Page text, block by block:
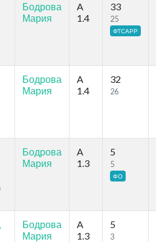
Бодрова
Мария
A
1.4
33
25
ФТСАРР
Бодрова
Мария
A
1.4
32
26
Бодрова
Мария
A
1.3
5
5
ФО
Бодрова
Мария
A
1.3
5
3